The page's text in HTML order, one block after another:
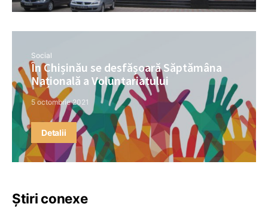
Social
În Chișinău se desfășoară Săptămâna
Națională a Voluntariatului
5 octombrie 2021
Detalii
Știri conexe